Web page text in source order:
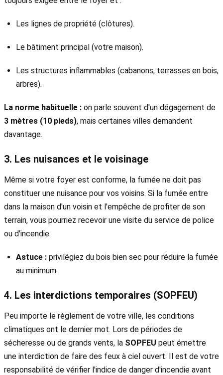
Les lignes de propriété (clôtures).
Le bâtiment principal (votre maison).
Les structures inflammables (cabanons, terrasses en bois,
arbres).
La norme habituelle : on parle souvent d'un dégagement de
3 mètres (10 pieds), mais certaines villes demandent
davantage.
3. Les nuisances et le voisinage
Même si votre foyer est conforme, la fumée ne doit pas
constituer une nuisance pour vos voisins. Si la fumée entre
dans la maison d'un voisin et l'empêche de profiter de son
terrain, vous pourriez recevoir une visite du service de police
ou d'incendie.
Astuce : privilégiez du bois bien sec pour réduire la fumée
au minimum.
4. Les interdictions temporaires (SOPFEU)
Peu importe le règlement de votre ville, les conditions
climatiques ont le dernier mot. Lors de périodes de
sécheresse ou de grands vents, la SOPFEU peut émettre
une interdiction de faire des feux à ciel ouvert. Il est de votre
responsabilité de vérifier l'indice de danger d'incendie avant